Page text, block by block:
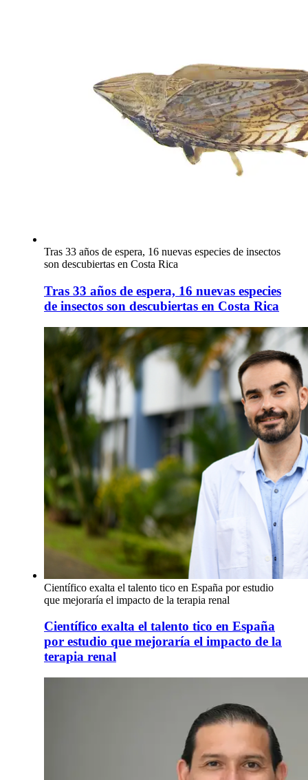
Tras 33 años de espera, 16 nuevas especies de insectos
son descubiertas en Costa Rica
Tras 33 años de espera, 16 nuevas especies
de insectos son descubiertas en Costa Rica
Científico exalta el talento tico en España por estudio
que mejoraría el impacto de la terapia renal
Científico exalta el talento tico en España
por estudio que mejoraría el impacto de la
terapia renal